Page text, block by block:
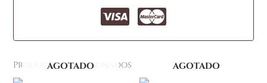
Productos relacionados
AGOTADO AGOTADO